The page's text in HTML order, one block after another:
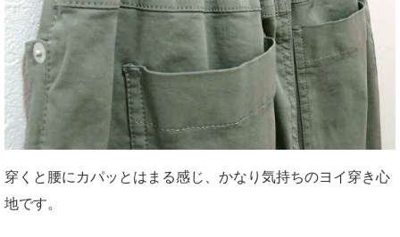
穿くと腰にカパッとはまる感じ、かなり気持ちのヨイ穿き心
地です。